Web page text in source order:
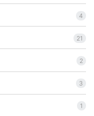
4
21
2
3
1